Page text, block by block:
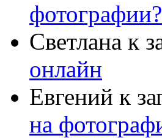
фотографии?
Светлана к
онлайн
Евгений к
на